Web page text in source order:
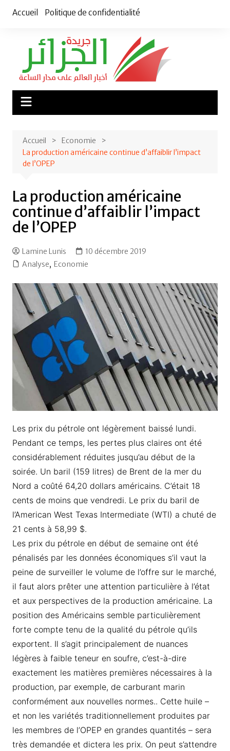
Accueil Politique de confidentialité
Accueil
Economie
La production américaine continue d’affaiblir l’impact
de l’OPEP
La production américaine
continue d’affaiblir l’impact
de l’OPEP
Lamine Lunis
10 décembre 2019
Analyse, Economie
Les prix du pétrole ont légèrement baissé lundi.
Pendant ce temps, les pertes plus claires ont été
considérablement réduites jusqu’au début de la
soirée. Un baril (159 litres) de Brent de la mer du
Nord a coûté 64,20 dollars américains. C’était 18
cents de moins que vendredi. Le prix du baril de
l’American West Texas Intermediate (WTI) a chuté de
21 cents à 58,99 $.
Les prix du pétrole en début de semaine ont été
pénalisés par les données économiques s’il vaut la
peine de surveiller le volume de l’offre sur le marché,
il faut alors prêter une attention particulière à l’état
et aux perspectives de la production américaine. La
position des Américains semble particulièrement
forte compte tenu de la qualité du pétrole qu’ils
exportent. Il s’agit principalement de nuances
légères à faible teneur en soufre, c’est-à-dire
exactement les matières premières nécessaires à la
production, par exemple, de carburant marin
conformément aux nouvelles normes.. Cette huile –
et non les variétés traditionnellement produites par
les membres de l’OPEP en grandes quantités – sera
très demandée et dictera les prix. On peut s’attendre